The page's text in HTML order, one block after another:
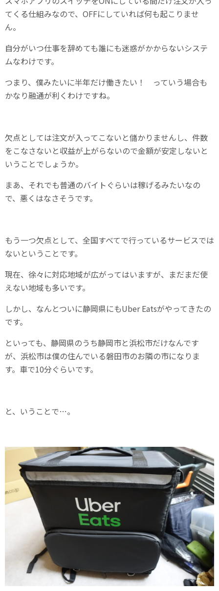
てくる仕組みなので、OFFにしていれば何も起こりませ
ん。
自分がいつ仕事を辞めても誰にも迷惑がかからないシステ
ムなわけです。
つまり、僕みたいに半年だけ働きたい！ っていう場合も
かなり融通が利くわけですね。
欠点としては注文が入ってこないと儲かりませんし、件数
をこなさないと収益が上がらないので金額が安定しないと
いうことでしょうか。
まあ、それでも普通のバイトぐらいは稼げるみたいなの
で、悪くはなさそうです。
もう一つ欠点として、全国すべてで行っているサービスでは
ないということです。
現在、徐々に対応地域が広がってはいますが、まだまだ使
えない地域も多いです。
しかし、なんとついに静岡県にもUber Eatsがやってきたの
です。
といっても、静岡県のうち静岡市と浜松市だけなんです
が、浜松市は僕の住んでいる磐田市のお隣の市になりま
す。車で10分ぐらいです。
と、いうことで…。